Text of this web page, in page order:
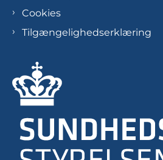
Cookies
Tilgængelighedserklæring